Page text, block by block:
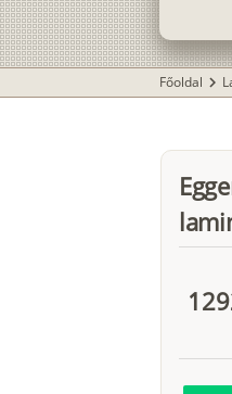
Főoldal chevron_right